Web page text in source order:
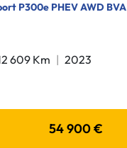
P300e PHEV AWD BVA
609 Km
2023
54 900 €